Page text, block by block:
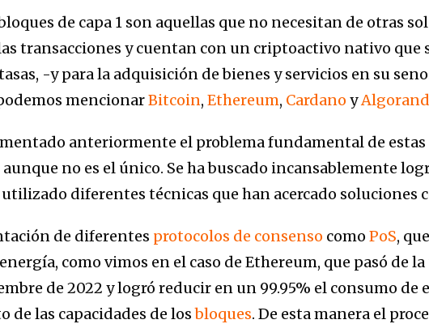
de capa 1 son aquellas que no necesitan de otras
transacciones y cuentan con un criptoactivo nativo
-y para la adquisición de bienes y servicios en su
mencionarBitcoin,Ethereum, Cardano yAlgorand
anteriormente el problema fundamental de estas
no es el único. Se ha buscado incansablemente
diferentes técnicas que han acercado soluciones
de diferentes protocolos de consenso comoPoS,
como vimos en el caso de Ethereum, que pasó de
de 2022 y logró reducir en un 99.95% el consumo de
de las capacidades de losbloques. De esta manera el